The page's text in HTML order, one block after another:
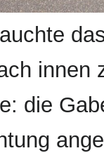
innen
die